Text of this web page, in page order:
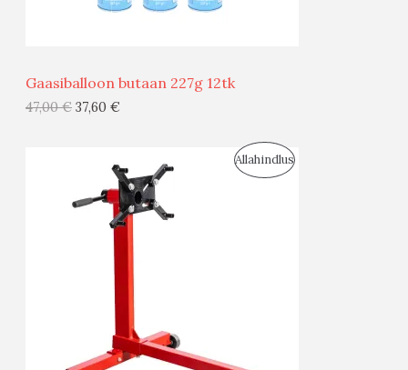
S
Gaasiballoon butaan 227g 12tk
47,00€ 37,60 €
AllahindlusS